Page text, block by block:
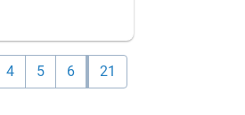
4 5 6 21